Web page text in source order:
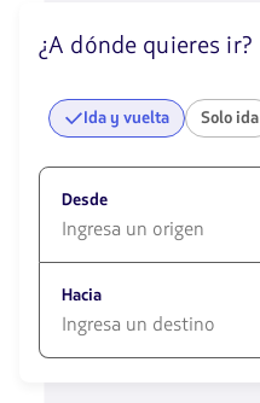
¿A dónde quieres ir?
Ida y vuelta Solo ida
Desde
opciones
disponibles.
Usa
las
Hacia